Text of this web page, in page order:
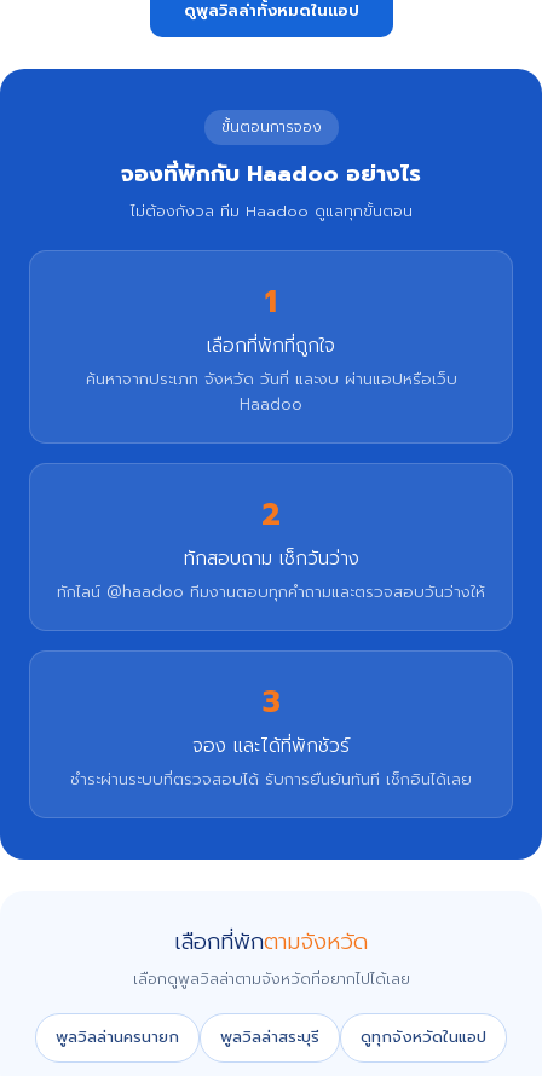
ดูพูลวิลล่าทั้งหมดในแอป
ขั้นตอนการจอง
จองที่พักกับ Haadoo อย่างไร
ไม่ต้องกังวล ทีม Haadoo ดูแลทุกขั้นตอน
1
เลือกที่พักที่ถูกใจ
ค้นหาจากประเภท จังหวัด วันที่ และงบ ผ่านแอปหรือเว็บ
Haadoo
2
ทักสอบถาม เช็กวันว่าง
ทักไลน์ @haadoo ทีมงานตอบทุกคำถามและตรวจสอบวันว่างให้
3
จอง และได้ที่พักชัวร์
ชำระผ่านระบบที่ตรวจสอบได้ รับการยืนยันทันที เช็กอินได้เลย
เลือกที่พักตามจังหวัด
เลือกดูพูลวิลล่าตามจังหวัดที่อยากไปได้เลย
พูลวิลล่านครนายก พูลวิลล่าสระบุรี ดูทุกจังหวัดในแอป